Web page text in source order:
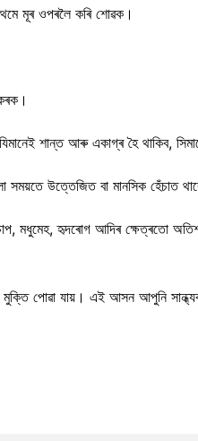
মূৰ ওপৰলৈ কৰি শোৱক।
শান্ত আৰু একাগ্ৰ হৈ থাকিব,
সময়তে উত্তেজিত বা মানসিক
মধুমেহ, হৃদৰোগ আদিৰ ক্ষেত্ৰতো
পোৱা যায়। এই আসন আপুনি